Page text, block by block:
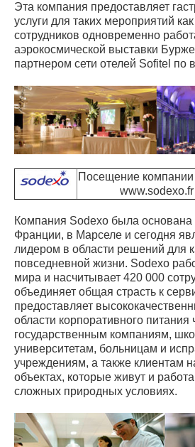
Эта компания предоставляет
услуги для таких мероприятий
сотрудников одновременно
аэрокосмической выставки
партнером сети отелей Sofitel по
Посещение
www.sodexo.fr
Компания Sodexo была основана
Франции, в Марселе и сегодня
лидером в области решений для
повседневной жизни. Sodexo
мира и насчитывает 420 000
объединяет общая страсть к
предоставляет
области корпоративного питания
государственным компаниям,
университетам, больницам и
учреждениям, а также клиентам
объектах, которые живут и
сложных природных условиях.